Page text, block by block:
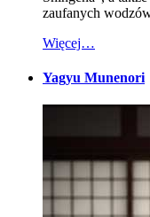
zaufanych
Więcej…
Yagyu Munenori